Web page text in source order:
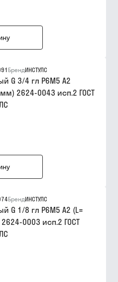
БрендИНСТУЛС
G 3/4 гл Р6М5 A2
2624-0043 исп.2 ГОСТ
БрендИНСТУЛС
G 1/8 гл Р6М5 A2 (L=
0003 исп.2 ГОСТ